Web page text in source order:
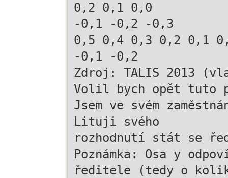
0,2 0,1 0,0
-0,1 -0,2 -0,3
0,5 0,4 0,3 0,2 0,1
-0,1 -0,2
Zdroj: TALIS 2013
Volil bych opět tuto
Jsem ve svém
Lituji svého
rozhodnutí stát se
Poznámka: Osa y
ředitele (tedy o kolik